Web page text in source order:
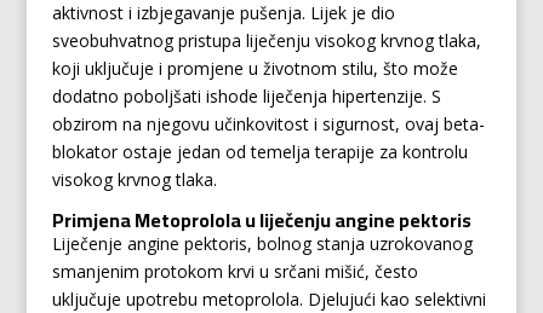
aktivnost i izbjegavanje pušenja. Lijek je dio
sveobuhvatnog pristupa liječenju visokog krvnog tlaka,
koji uključuje i promjene u životnom stilu, što može
dodatno poboljšati ishode liječenja hipertenzije. S
obzirom na njegovu učinkovitost i sigurnost, ovaj beta-
blokator ostaje jedan od temelja terapije za kontrolu
visokog krvnog tlaka.
Primjena Metoprolola u liječenju angine pektoris
Liječenje angine pektoris, bolnog stanja uzrokovanog
smanjenim protokom krvi u srčani mišić, često
uključuje upotrebu metoprolola. Djelujući kao selektivni